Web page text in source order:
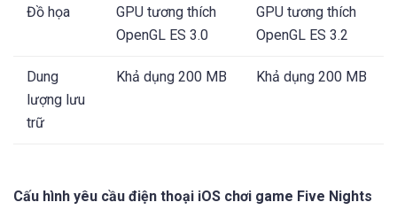
Đồ họa
GPU tương thích
OpenGL ES 3.0
GPU tương thích
OpenGL ES 3.2
Dung
lượng lưu
trữ
Khả dụng 200 MB Khả dụng 200 MB
Cấu hình yêu cầu điện thoại iOS chơi game Five Nights